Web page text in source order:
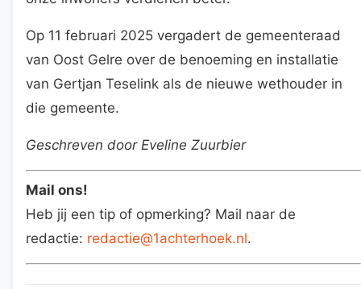
Op 11 februari 2025 vergadert de gemeenteraad
van Oost Gelre over de benoeming en installatie
van Gertjan Teselink als de nieuwe wethouder in
die gemeente.
Geschreven door Eveline Zuurbier
Mail ons!
Heb jij een tip of opmerking? Mail naar de
redactie: redactie@1achterhoek.nl.